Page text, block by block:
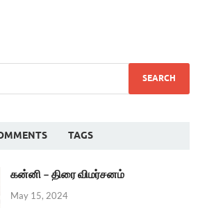
TAGS
கன்னி – திரை விமர்சனம்
May 15, 2024